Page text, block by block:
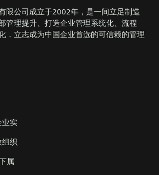
限公司成立于2002年，是一间立足制造
管理提升、打造企业管理系统化、流程
，立志成为中国企业首选的可信赖的管理
业实
组织
属